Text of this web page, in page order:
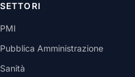
SETTORI
PMI
Pubblica Amministrazione
Sanità